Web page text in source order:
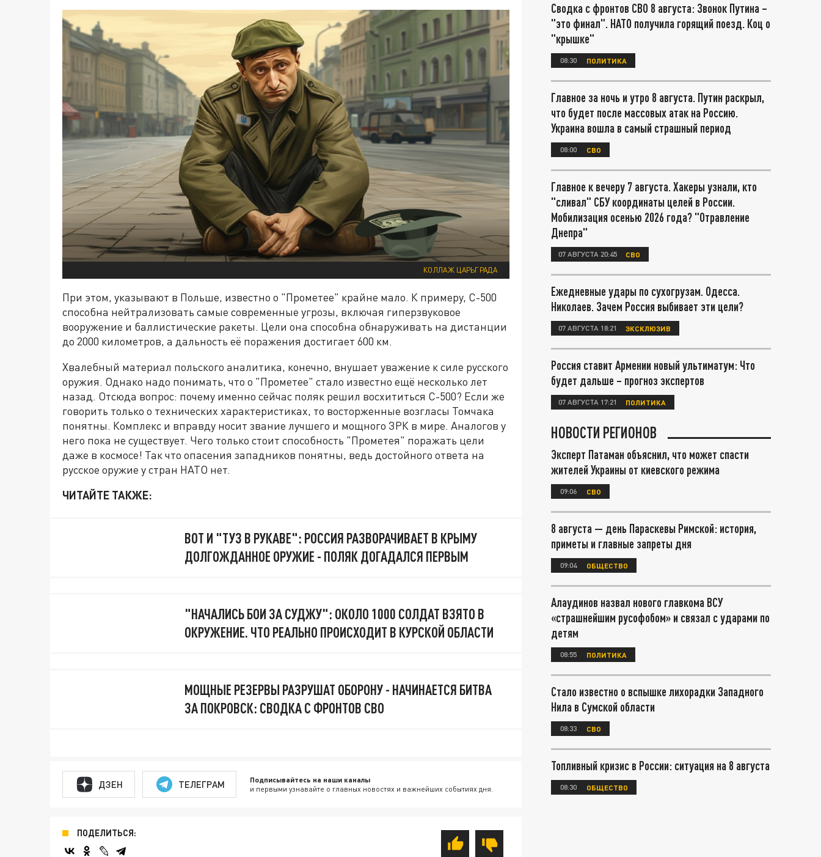
КОЛЛАЖ ЦАРЬГРАДА
При этом, указывают в Польше, известно о "Прометее" крайне мало. К примеру, С-500
способна нейтрализовать самые современные угрозы, включая гиперзвуковое
вооружение и баллистические ракеты. Цели она способна обнаруживать на дистанции
до 2000 километров, а дальность её поражения достигает 600 км.
Хвалебный материал польского аналитика, конечно, внушает уважение к силе русского
оружия. Однако надо понимать, что о "Прометее" стало известно ещё несколько лет
назад. Отсюда вопрос: почему именно сейчас поляк решил восхититься С-500? Если же
говорить только о технических характеристиках, то восторженные возгласы Томчака
понятны. Комплекс и вправду носит звание лучшего и мощного ЗРК в мире. Аналогов у
него пока не существует. Чего только стоит способность "Прометея" поражать цели
даже в космосе! Так что опасения западников понятны, ведь достойного ответа на
русское оружие у стран НАТО нет.
ЧИТАЙТЕ ТАКЖЕ:
ВОТ И "ТУЗ В РУКАВЕ": РОССИЯ РАЗВОРАЧИВАЕТ В КРЫМУ
ДОЛГОЖДАННОЕ ОРУЖИЕ - ПОЛЯК ДОГАДАЛСЯ ПЕРВЫМ
"НАЧАЛИСЬ БОИ ЗА СУДЖУ": ОКОЛО 1000 СОЛДАТ ВЗЯТО В
ОКРУЖЕНИЕ. ЧТО РЕАЛЬНО ПРОИСХОДИТ В КУРСКОЙ ОБЛАСТИ
МОЩНЫЕ РЕЗЕРВЫ РАЗРУШАТ ОБОРОНУ - НАЧИНАЕТСЯ БИТВА
ЗА ПОКРОВСК: СВОДКА С ФРОНТОВ СВО
ДЗЕН ТЕЛЕГРАМ Подписывайтесь на наши каналы
и первыми узнавайте о главных новостях и важнейших событиях дня.
ПОДЕЛИТЬСЯ:
Сводка с фронтов СВО 8 августа: Звонок Путина –
"это финал". НАТО получила горящий поезд. Коц о
"крышке"
08:30 ПОЛИТИКА
Главное за ночь и утро 8 августа. Путин раскрыл,
что будет после массовых атак на Россию.
Украина вошла в самый страшный период
08:00 СВО
Главное к вечеру 7 августа. Хакеры узнали, кто
"сливал" СБУ координаты целей в России.
Мобилизация осенью 2026 года? "Отравление
Днепра"
07 АВГУСТА 20:45 СВО
Ежедневные удары по сухогрузам. Одесса.
Николаев. Зачем Россия выбивает эти цели?
07 АВГУСТА 18:21 ЭКСКЛЮЗИВ
Россия ставит Армении новый ультиматум: Что
будет дальше – прогноз экспертов
07 АВГУСТА 17:21 ПОЛИТИКА
НОВОСТИ РЕГИОНОВ
Эксперт Патаман объяснил, что может спасти
жителей Украины от киевского режима
09:06 СВО
8 августа — день Параскевы Римской: история,
приметы и главные запреты дня
09:04 ОБЩЕСТВО
Алаудинов назвал нового главкома ВСУ
«страшнейшим русофобом» и связал с ударами по
детям
08:55 ПОЛИТИКА
Стало известно о вспышке лихорадки Западного
Нила в Сумской области
08:33 СВО
Топливный кризис в России: ситуация на 8 августа
08:30 ОБЩЕСТВО